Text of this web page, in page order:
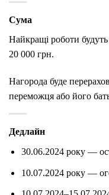
Сума
Найкращі роботи
20 000 грн.
Нагорода буде
переможця або його
Дедлайн
30.06.2024 року —
10.07.2024 року —